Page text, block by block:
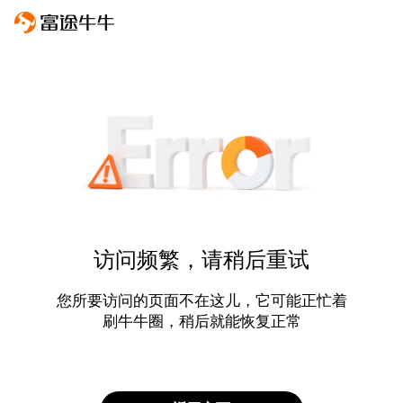
访问频繁，请稍后重试
您所要访问的页面不在这儿，它可能正忙着
刷牛牛圈，稍后就能恢复正常